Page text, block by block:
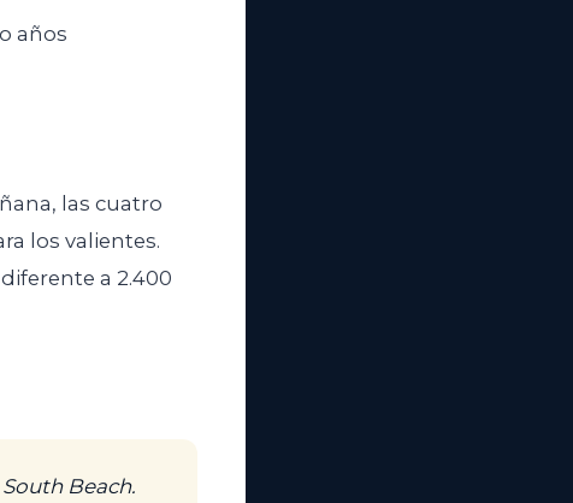
años
las cuatro
los valientes.
a 2.400
Beach.